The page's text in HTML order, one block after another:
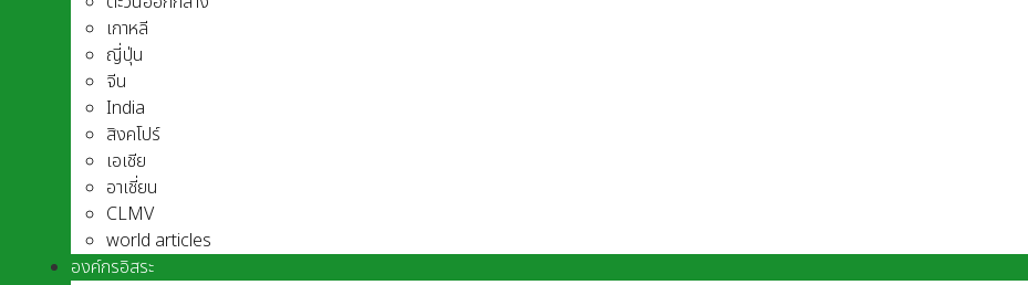
เกาหลี
ญี่ปุ่น
จีน
India
สิงคโปร์
เอเชีย
อาเชี่ยน
CLMV
world articles
องค์กรอิสระ